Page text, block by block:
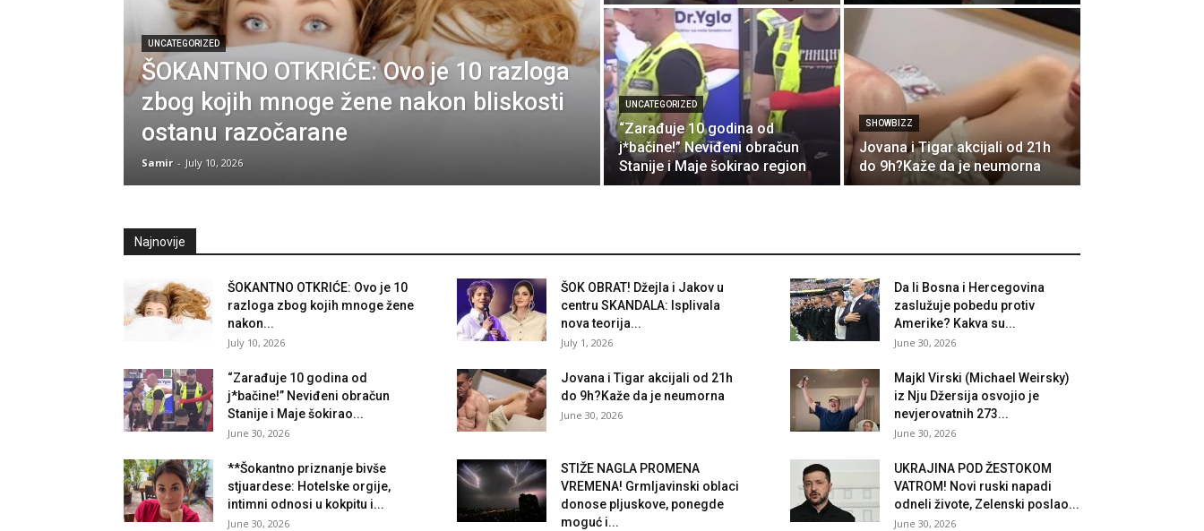
UNCATEGORIZED
ŠOKANTNO OTKRIĆE: Ovo je 10 razloga
zbog kojih mnoge žene nakon bliskosti
ostanu razočarane
Samir - July 10, 2026
UNCATEGORIZED
“Zarađuje 10 godina od
j*bačine!” Neviđeni obračun
Stanije i Maje šokirao region
SHOWBIZZ
Jovana i Tigar akcijali od 21h
do 9h?Kaže da je neumorna
Najnovije
ŠOKANTNO OTKRIĆE: Ovo je 10
razloga zbog kojih mnoge žene
nakon...
July 10, 2026
ŠOK OBRAT! Džejla i Jakov u
centru SKANDALA: Isplivala
nova teorija...
July 1, 2026
Da li Bosna i Hercegovina
zaslužuje pobedu protiv
Amerike? Kakva su...
June 30, 2026
“Zarađuje 10 godina od
j*bačine!” Neviđeni obračun
Stanije i Maje šokirao...
June 30, 2026
Jovana i Tigar akcijali od 21h
do 9h?Kaže da je neumorna
June 30, 2026
Majkl Virski (Michael Weirsky)
iz Nju Džersija osvojio je
nevjerovatnih 273...
June 30, 2026
**Šokantno priznanje bivše
stjuardese: Hotelske orgije,
intimni odnosi u kokpitu i...
June 30, 2026
STIŽE NAGLA PROMENA
VREMENA! Grmljavinski oblaci
donose pljuskove, ponegde
moguć i...
UKRAJINA POD ŽESTOKOM
VATROM! Novi ruski napadi
odneli živote, Zelenski poslao...
June 30, 2026